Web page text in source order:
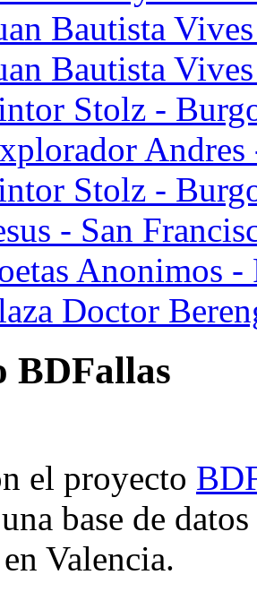
Bautista
Bautista
Stolz -
Andres
Stolz -
- San
Anonimos
Doctor
BDFallas
el proyecto
base de
Valencia.